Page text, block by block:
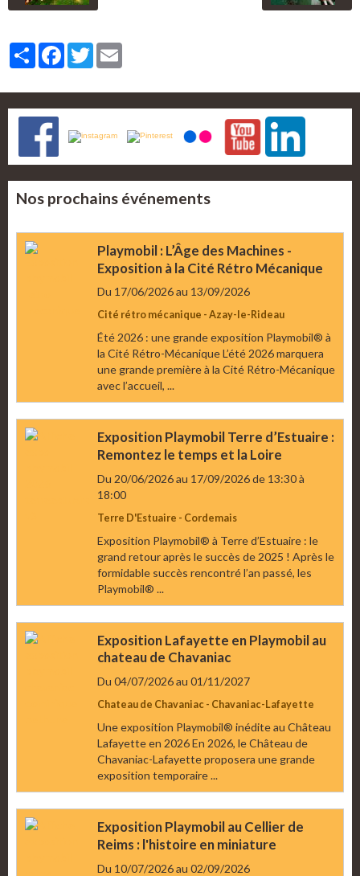
PartagerFacebook
Twitter
Nos prochains événements
Playmobil : L’Âge des Machines -
Exposition à la Cité Rétro Mécanique
Du 17/06/2026au 13/09/2026
Cité rétro mécanique - Azay-le-Rideau
Été 2026 : une grande exposition Playmobil® à
la Cité Rétro-Mécanique L’été 2026 marquera
une grande première à la Cité Rétro-Mécanique
avec l’accueil, ...
Exposition Playmobil Terre d’Estuaire :
Remontez le temps et la Loire
Du 20/06/2026au 17/09/2026de 13:30à
18:00
Terre D'Estuaire - Cordemais
Exposition Playmobil® à Terre d’Estuaire : le
grand retour après le succès de 2025 ! Après le
formidable succès rencontré l’an passé, les
Playmobil® ...
Exposition Lafayette en Playmobil au
chateau de Chavaniac
Du 04/07/2026au 01/11/2027
Chateau de Chavaniac - Chavaniac-Lafayette
Une exposition Playmobil® inédite au Château
Lafayette en 2026 En 2026, le Château de
Chavaniac-Lafayette proposera une grande
exposition temporaire ...
Exposition Playmobil au Cellier de
Reims : l'histoire en miniature
Du 10/07/2026au 02/09/2026